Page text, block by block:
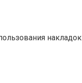
накладок